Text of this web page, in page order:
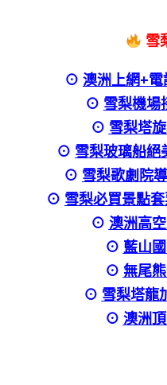
雪
⊙ 澳洲上網+電
⊙ 雪梨機場
⊙ 雪梨塔
⊙ 雪梨玻璃船絕
⊙ 雪梨歌劇院
⊙ 雪梨必買景點
⊙ 澳洲高
⊙ 藍山
⊙ 無尾
⊙ 雪梨塔龍
⊙ 澳洲